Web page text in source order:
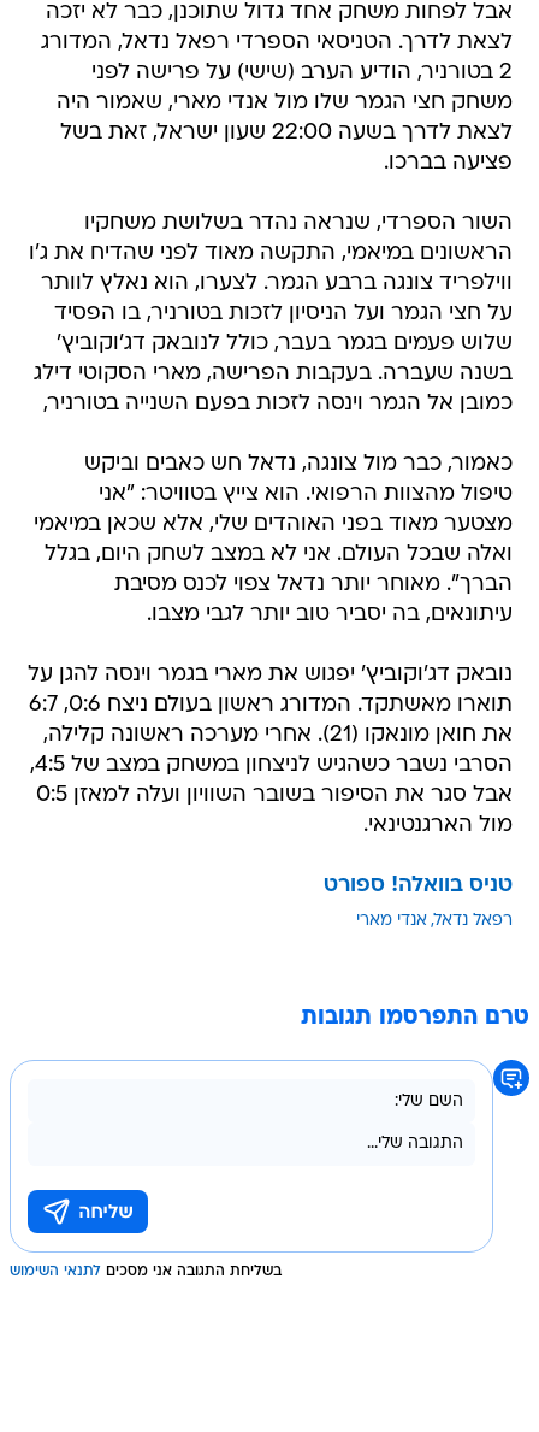
אבל לפחות משחק אחד גדול שתוכנן, כבר לא יזכה
לצאת לדרך. הטניסאי הספרדי רפאל נדאל, המדורג
2 בטורניר, הודיע הערב (שישי) על פרישה לפני
משחק חצי הגמר שלו מול אנדי מארי, שאמור היה
לצאת לדרך בשעה 22:00 שעון ישראל, זאת בשל
פציעה בברכו.
השור הספרדי, שנראה נהדר בשלושת משחקיו
הראשונים במיאמי, התקשה מאוד לפני שהדיח את ג'ו
ווילפריד צונגה ברבע הגמר. לצערו, הוא נאלץ לוותר
על חצי הגמר ועל הניסיון לזכות בטורניר, בו הפסיד
שלוש פעמים בגמר בעבר, כולל לנובאק דג'וקוביץ'
בשנה שעברה. בעקבות הפרישה, מארי הסקוטי דילג
כמובן אל הגמר וינסה לזכות בפעם השנייה בטורניר,
כאמור, כבר מול צונגה, נדאל חש כאבים וביקש
טיפול מהצוות הרפואי. הוא צייץ בטוויטר: "אני
מצטער מאוד בפני האוהדים שלי, אלא שכאן במיאמי
ואלה שבכל העולם. אני לא במצב לשחק היום, בגלל
הברך". מאוחר יותר נדאל צפוי לכנס מסיבת
עיתונאים, בה יסביר טוב יותר לגבי מצבו.
נובאק דג'וקוביץ' יפגוש את מארי בגמר וינסה להגן על
תוארו מאשתקד. המדורג ראשון בעולם ניצח 0:6, 6:7
את חואן מונאקו (21). אחרי מערכה ראשונה קלילה,
הסרבי נשבר כשהגיש לניצחון במשחק במצב של 4:5,
אבל סגר את הסיפור בשובר השוויון ועלה למאזן 0:5
מול הארגנטינאי.
טניס בוואלה! ספורט
רפאל נדאל אנדי מארי
טרם התפרסמו תגובות
בשליחת התגובה אני מסכים לתנאי השימוש